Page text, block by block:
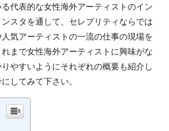
代表的な女性海外アーティストのイン
スタを通して、セレブリティならでは
気アーティストの一流の仕事の現場を
まで女性海外アーティストに興味がな
やすいようにそれぞれの概要も紹介し
してみて下さい。